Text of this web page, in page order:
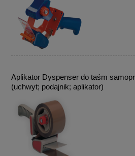
Aplikator Dyspenser do taśm
(uchwyt; podajnik; aplikator)